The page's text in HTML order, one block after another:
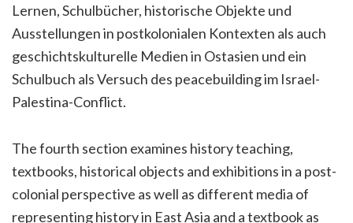
Lernen, Schulbücher, historische Objekte und
Ausstellungen in postkolonialen Kontexten als auch
geschichtskulturelle Medien in Ostasien und ein
Schulbuch als Versuch des peacebuilding im Israel-
Palestina-Conflict.
The fourth section examines history teaching,
textbooks, historical objects and exhibitions in a post-
colonial perspective as well as different media of
representing history in East Asia and a textbook as